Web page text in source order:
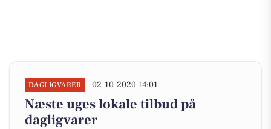
DAGLIGVARER 02-10-2020 14:01
Næste uges lokale tilbud på
dagligvarer